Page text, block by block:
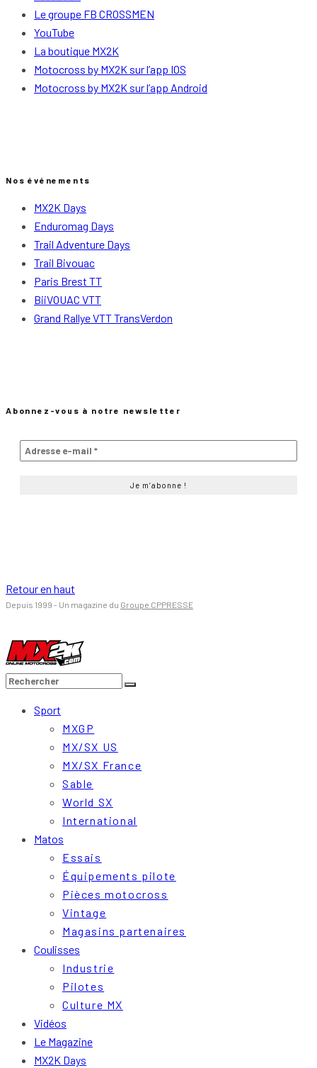
Le groupe FB CROSSMEN
YouTube
La boutique MX2K
Motocross by MX2K sur l’app IOS
Motocross by MX2K sur l’app Android
Nos événements
MX2K Days
Enduromag Days
Trail Adventure Days
Trail Bivouac
Paris Brest TT
BiiVOUAC VTT
Grand Rallye VTT TransVerdon
Abonnez-vous à notre newsletter
Retour en haut
Depuis 1999 - Un magazine du Groupe CPPRESSE
Sport
MXGP
MX/SX US
MX/SX France
Sable
World SX
International
Matos
Essais
Équipements pilote
Pièces motocross
Vintage
Magasins partenaires
Coulisses
Industrie
Pilotes
Culture MX
Vidéos
Le Magazine
MX2K Days